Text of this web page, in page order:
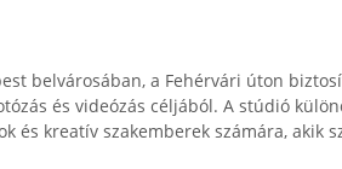
belvárosában, a Fehérvári úton
és videózás céljából. A stúdió
és kreatív szakemberek számára, akik